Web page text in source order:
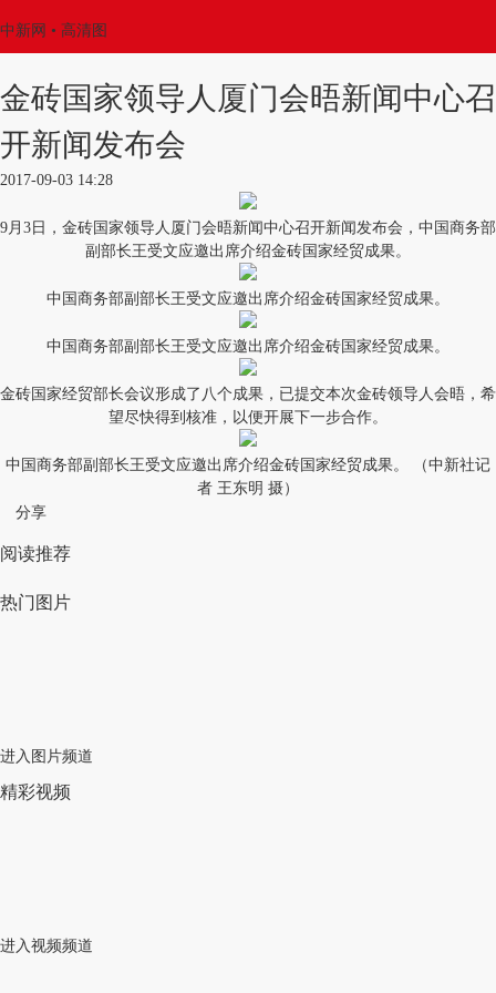
中新网 • 高清图
金砖国家领导人厦门会晤新闻中心召
开新闻发布会
2017-09-03 14:28
9月3日，金砖国家领导人厦门会晤新闻中心召开新闻发布会，中国商务部
副部长王受文应邀出席介绍金砖国家经贸成果。
中国商务部副部长王受文应邀出席介绍金砖国家经贸成果。
中国商务部副部长王受文应邀出席介绍金砖国家经贸成果。
金砖国家经贸部长会议形成了八个成果，已提交本次金砖领导人会晤，希
望尽快得到核准，以便开展下一步合作。
中国商务部副部长王受文应邀出席介绍金砖国家经贸成果。 （中新社记
者 王东明 摄）
分享
阅读推荐
热门图片
进入图片频道
精彩视频
进入视频频道